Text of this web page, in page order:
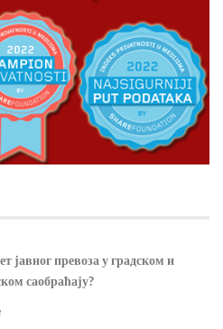
јавног превоза у градском и
саобраћају?